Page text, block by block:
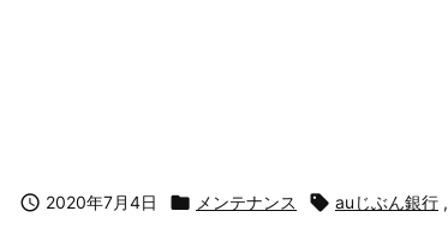
 2020年7月4日  メンテナンス  auじぶん銀行 ,